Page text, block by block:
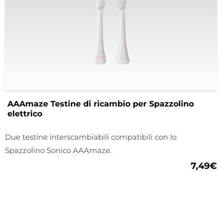
AAAmaze Testine di ricambio per Spazzolino
elettrico
Due testine interscambiabili compatibili con lo
Spazzolino Sonico AAAmaze.
7,49€